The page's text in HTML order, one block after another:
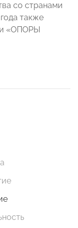
со странами
также
«ОПОРЫ